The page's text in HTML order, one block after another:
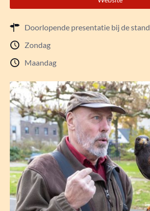
Doorlopende presentatie bij de stand
Zondag
Maandag